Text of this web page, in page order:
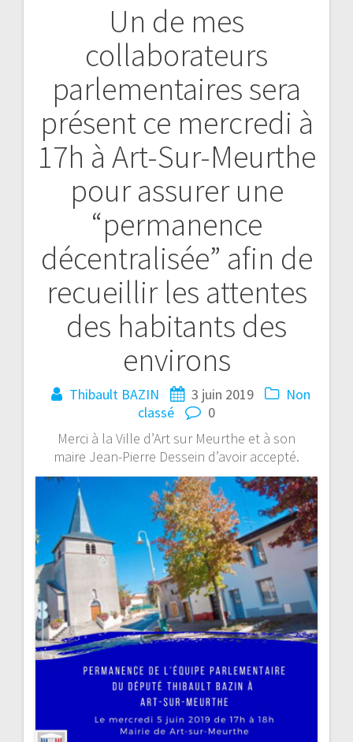
Un de mes
collaborateurs
parlementaires sera
présent ce mercredi à
17h à Art-Sur-Meurthe
pour assurer une
“permanence
décentralisée” afin de
recueillir les attentes
des habitants des
environs
Thibault BAZIN 3 juin 2019
Non
classé
0
Merci à la Ville d’Art sur Meurthe et à son
maire Jean-Pierre Dessein d’avoir accepté.